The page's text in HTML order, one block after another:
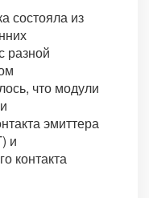
состояла из
разной
что модули
эмиттера
и
контакта